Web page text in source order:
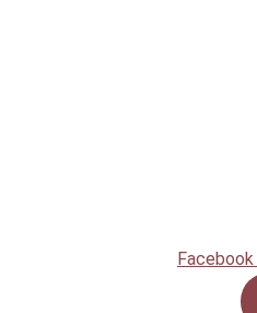
Facebook